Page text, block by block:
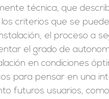
técnica, que
criterios que se
el proceso a
el grado de
en condiciones
para pensar en una
futuros usuarios,